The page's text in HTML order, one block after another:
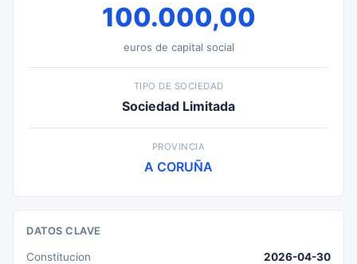
100.000,00
euros de capital social
TIPO DE SOCIEDAD
Sociedad Limitada
PROVINCIA
A CORUÑA
DATOS CLAVE
Constitucion
2026-04-30